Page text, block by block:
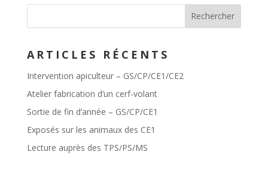
ARTICLES RÉCENTS
Intervention apiculteur – GS/CP/CE1/CE2
Atelier fabrication d’un cerf-volant
Sortie de fin d’année – GS/CP/CE1
Exposés sur les animaux des CE1
Lecture auprès des TPS/PS/MS